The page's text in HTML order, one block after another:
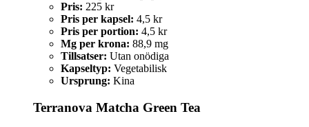
Pris: 225 kr
Pris per kapsel: 4,5 kr
Pris per portion: 4,5 kr
Mg per krona: 88,9 mg
Tillsatser: Utan onödiga
Kapseltyp: Vegetabilisk
Ursprung: Kina
Terranova Matcha Green Tea